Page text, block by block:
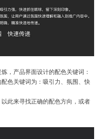
，产品界面设计的配色关键词：
色关键词为：吸引力、氛围、快
此来寻找正确的配色方向，或者